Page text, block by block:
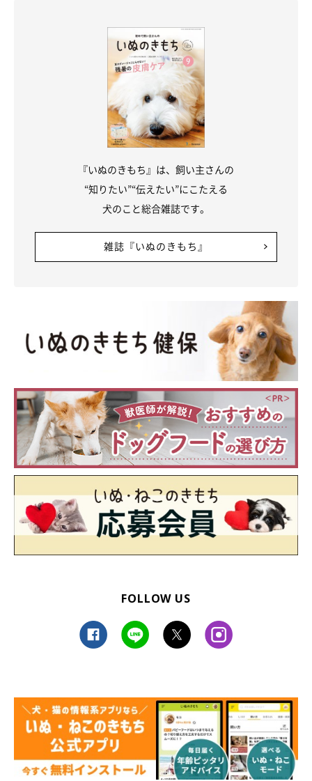
『いぬのきもち』は、飼い主さんの
“知りたい”“伝えたい”にこたえる
犬のこと総合雑誌です。
雑誌『いぬのきもち』
FOLLOW US